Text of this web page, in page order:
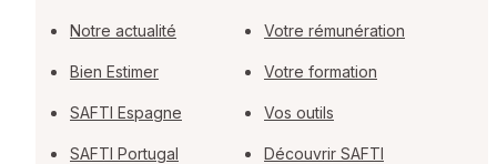
Notre actualité
Bien Estimer
SAFTI Espagne
SAFTI Portugal
Votre rémunération
Votre formation
Vos outils
Découvrir SAFTI